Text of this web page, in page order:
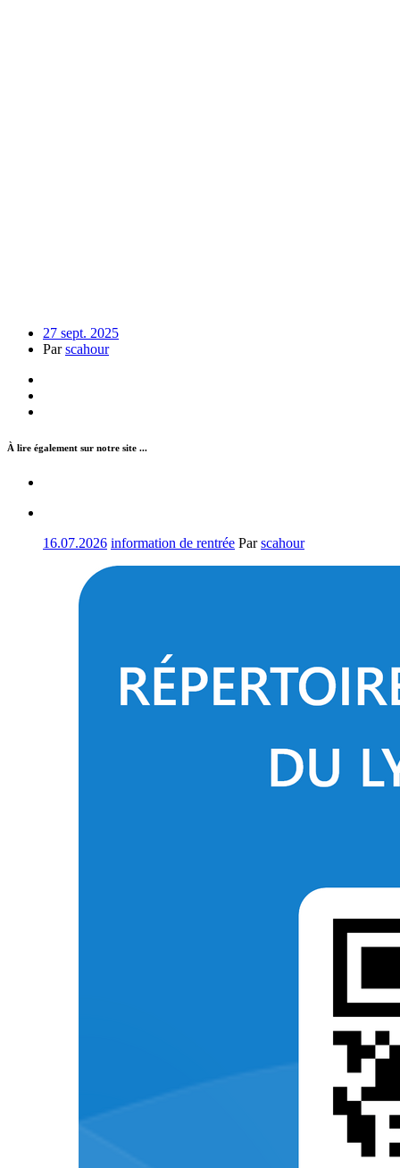
27 sept. 2025
Parscahour
À lire également sur notre site ...
16.07.2026 information de rentrée Parscahour